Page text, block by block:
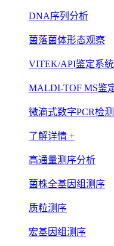
DNA序列分析
菌落菌体形态观察
VITEK/API鉴定系统
MALDI-TOF MS鉴
微滴式数字PCR检测
了解详情 +
高通量测序分析
菌株全基因组测序
质粒测序
宏基因组测序